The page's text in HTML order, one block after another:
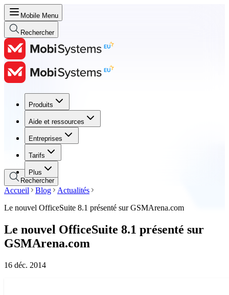
Mobile Menu
Rechercher
Produits
Aide et ressources
Entreprises
Tarifs
Plus
Produits
Aide et ressources
Entreprises
Tarifs
Rechercher
Accueil Blog
Actualités
Le nouvel OfficeSuite 8.1 présenté sur GSMArena.com
Le nouvel OfficeSuite 8.1 présenté sur
GSMArena.com
16 déc. 2014